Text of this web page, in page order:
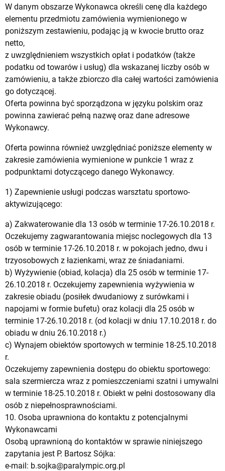
W danym obszarze Wykonawca określi cenę dla każdego
elementu przedmiotu zamówienia wymienionego w
poniższym zestawieniu, podając ją w kwocie brutto oraz
netto,
z uwzględnieniem wszystkich opłat i podatków (także
podatku od towarów i usług) dla wskazanej liczby osób w
zamówieniu, a także zbiorczo dla całej wartości zamówienia
go dotyczącej.
Oferta powinna być sporządzona w języku polskim oraz
powinna zawierać pełną nazwę oraz dane adresowe
Wykonawcy.
Oferta powinna również uwzględniać poniższe elementy w
zakresie zamówienia wymienione w punkcie 1 wraz z
podpunktami dotyczącego danego Wykonawcy.
1) Zapewnienie usługi podczas warsztatu sportowo-
aktywizującego:
a) Zakwaterowanie dla 13 osób w terminie 17-26.10.2018 r.
Oczekujemy zagwarantowania miejsc noclegowych dla 13
osób w terminie 17-26.10.2018 r. w pokojach jedno, dwu i
trzyosobowych z łazienkami, wraz ze śniadaniami.
b) Wyżywienie (obiad, kolacja) dla 25 osób w terminie 17-
26.10.2018 r. Oczekujemy zapewnienia wyżywienia w
zakresie obiadu (posiłek dwudaniowy z surówkami i
napojami w formie bufetu) oraz kolacji dla 25 osób w
terminie 17-26.10.2018 r. (od kolacji w dniu 17.10.2018 r. do
obiadu w dniu 26.10.2018 r.)
c) Wynajem obiektów sportowych w terminie 18-25.10.2018
r.
Oczekujemy zapewnienia dostępu do obiektu sportowego:
sala szermiercza wraz z pomieszczeniami szatni i umywalni
w terminie 18-25.10.2018 r. Obiekt w pełni dostosowany dla
osób z niepełnosprawnościami.
10. Osoba uprawniona do kontaktu z potencjalnymi
Wykonawcami
Osobą uprawnioną do kontaktów w sprawie niniejszego
zapytania jest P. Bartosz Sójka:
e-mail: b.sojka@paralympic.org.pl